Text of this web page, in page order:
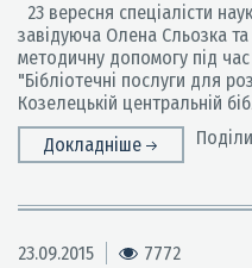
23 вересня спеціалісти
завідуюча Олена Сльозка
методичну допомогу під
"Бібліотечні послуги для
Козелецькій центральній
Докладніше
23.09.2015
7772